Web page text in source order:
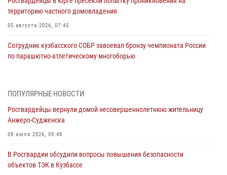
территорию частного домовладения
05 августа 2026, 07:45
Сотрудник кузбасского СОБР завоевал бронзу чемпионата России
по парашютно-атлетическому многоборью
Кузбассовцы высоко оценили качество предоставления
04 августа 2026, 09:42
Росгвардейцы помогли разыскать троих юных путешественников из
04 августа 2026, 08:42
ПОПУЛЯРНЫЕ НОВОСТИ
Росгвардейцы вернули домой несовершеннолетнюю жительницу
Анжеро-Судженска
08 июля 2026, 09:48
В Росгвардии обсудили вопросы повышения безопасности
объектов ТЭК в Кузбассе